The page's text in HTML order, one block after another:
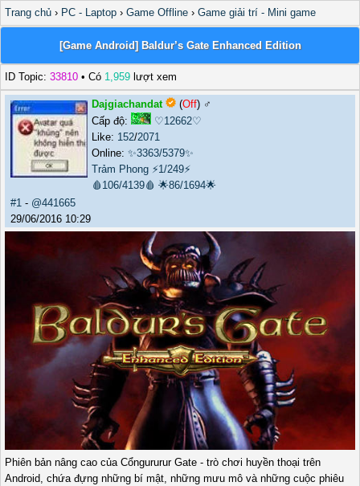
Trang chủ › PC - Laptop › Game Offline › Game giải trí - Mini game
[Game Android] Baldur’s Gate Enhanced Edition
ID Topic: 33810 • Có 1,959 lượt xem
Dajgiachandat (Off) ♂️
Cấp độ:
♡12662♡
Like: 152/2071
Online: ✨3363/5379✨
Trảm Phong ⚡1/249⚡
🩸106/4139🩸 🌟86/1694🌟
#1 - @441665
29/06/2016 10:29
Phiên bản nâng cao của Cổngururur Gate - trò chơi huyền thoại trên
Android, chứa đựng những bí mật, những mưu mô và những cuộc phiêu